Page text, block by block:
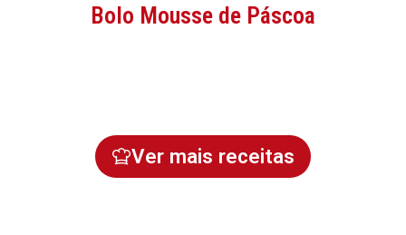
Bolo Mousse de Páscoa
Ver mais receitas